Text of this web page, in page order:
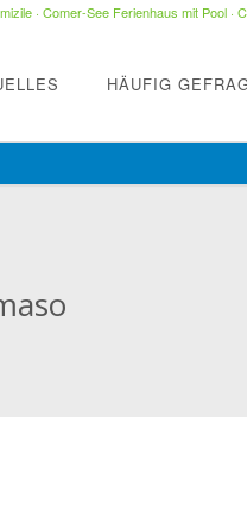
· Comer-See Ferienhaus mit Pool·
HÄUFIG